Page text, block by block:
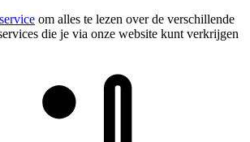
om alles te lezen over de verschillende
die je via onze website kunt verkrijgen